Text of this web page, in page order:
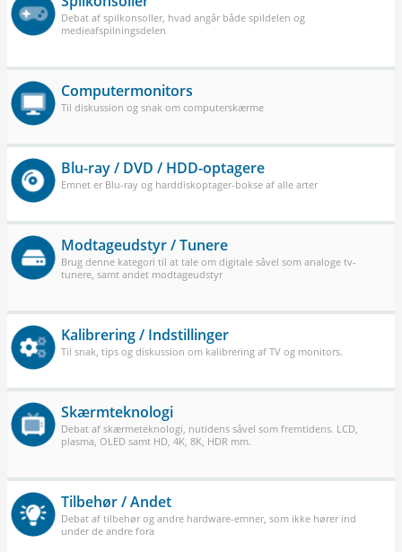
Debat af spilkonsoller, hvad angår både spildelen og
medieafspilningsdelen
Computermonitors
Til diskussion og snak om computerskærme
Blu-ray / DVD / HDD-optagere
Emnet er Blu-ray og harddiskoptager-bokse af alle arter
Modtageudstyr / Tunere
Brug denne kategori til at tale om digitale såvel som analoge tv-
tunere, samt andet modtageudstyr
Kalibrering / Indstillinger
Til snak, tips og diskussion om kalibrering af TV og monitors.
Skærmteknologi
Debat af skærmeteknologi, nutidens såvel som fremtidens. LCD,
plasma, OLED samt HD, 4K, 8K, HDR mm.
Tilbehør / Andet
Debat af tilbehør og andre hardware-emner, som ikke hører ind
under de andre fora